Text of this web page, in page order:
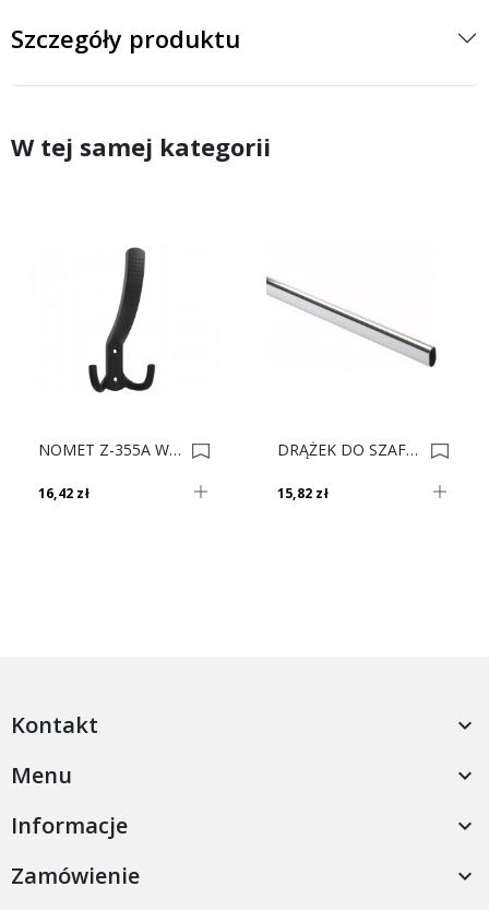
Szczegóły produktu
W tej samej kategorii
NOMET Z-355A WIESZAK CZARNY MAT DUŻY (WP11) P61 0012791
16,42 zł
DRĄŻEK DO SZAFY OWAL CHROM 3mb Gr. 0,8mm 0003800
15,82 zł
Kontakt 
Menu 
Informacje 
Zamówienie 